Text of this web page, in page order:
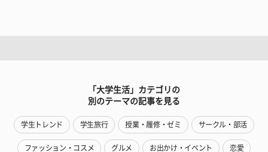
「大学生活」カテゴリの
別のテーマの記事を見る
学生トレンド 学生旅行 授業・履修・ゼミ サークル・部活
ファッション・コスメ グルメ お出かけ・イベント 恋愛